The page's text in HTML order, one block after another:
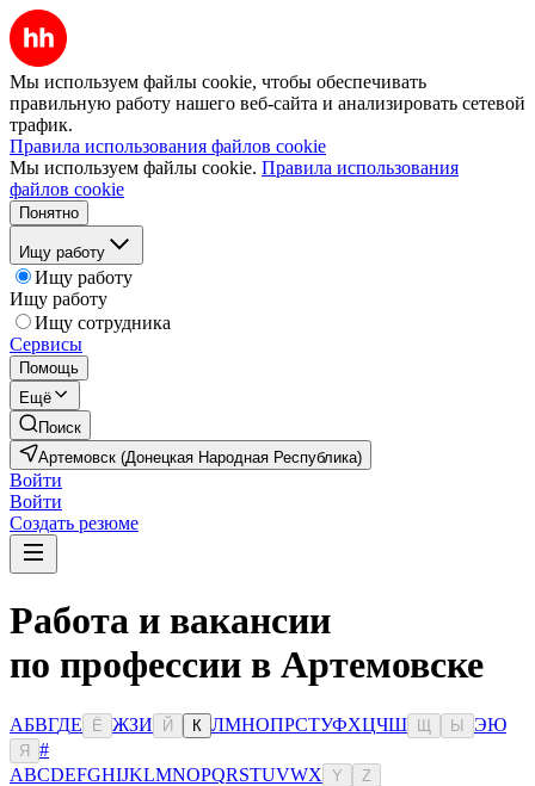
Мы используем файлы cookie, чтобы обеспечивать
правильную работу нашего веб-сайта и анализировать сетевой
трафик.
Правила использования файлов cookie
Мы используем файлы cookie. Правила использования
файлов cookie
Понятно
Ищу работу
Ищу работу
Ищу работу
Ищу сотрудника
Сервисы
Помощь
Ещё
Поиск
Артемовск (Донецкая Народная Республика)
Войти
Войти
Создать резюме
Работа и вакансии
по профессии в Артемовске
АБВГДЕ Ё ЖЗИ Й К ЛМНОПРСТУФХЦЧШ Ы ЭЮ
Я
#
ABCDEFGHIJKLMNOPQRSTUVWX Y Z